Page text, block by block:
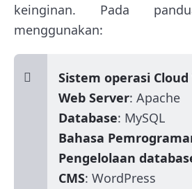
keinginan. Pada
menggunakan:
Sistem operasi Cloud
Web Server: Apache
Database: MySQL
Bahasa
Pengelolaan
CMS: WordPress